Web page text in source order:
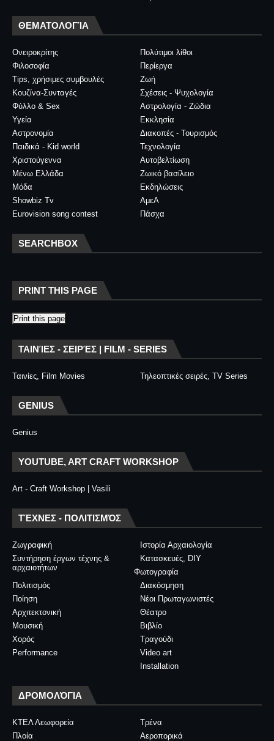
ΘΕΜΑΤΟΛΟΓΊΑ
Ονειροκρίτης
Πολύτιμοι λίθοι
Φιλοσοφία
Περίεργα
Tips, χρήσιμες συμβουλές
Ζωή
Κουζίνα-Συνταγές
Σχέσεις - Ψυχολογία
Φύλλο & Sex
Αστρολογία - Ζώδια
Υγεία
Εκκλησία
Αστρονομία
Διακοπές - Τουρισμός
Παιδικά - Kid world
Τεχνολογία
Χριστούγεννα
Αυτοβελτίωση
Μένω Ελλάδα
Ζωικό βασίλειο
Μόδα
Εκδηλώσεις
Showbiz Tv
ΑμεΑ
Eurovision song contest
Πάσχα
SEARCHBOX
PRINT THIS PAGE
Print this page
ΤΑΙΝΊΕΣ - ΣΕΙΡΈΣ | FILM - SERIES
Ταινίες, Film Movies Τηλεοπτικές σειρές, TV Series
GENIUS
Genius
YOUTUBE, ART CRAFT WORKSHOP
Art - Craft Workshop | Vasili
ΤΈΧΝΕΣ - ΠΟΛΙΤΙΣΜΌΣ
Ζωγραφική
Ιστορία Αρχαιολογία
Συντήρηση έργων τέχνης &
αρχαιοτήτων
Κατασκευές, DIY
Φωτογραφία
Διακόσμηση
Πολιτισμός
Νέοι Πρωταγωνιστές
Ποίηση
Θέατρο
Αρχιτεκτονική
Βιβλίο
Μουσική
Τραγούδι
Χορός
Video art
Performance
Installation
ΔΡΟΜΟΛΌΓΙΑ
ΚΤΕΛ Λεωφορεία
Τρένα
Πλοία
Αεροπορικά